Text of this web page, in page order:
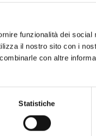
funzionalità dei social
il nostro sito con i
con altre
Statistiche
SUZUME n. 1
€ 6,90